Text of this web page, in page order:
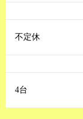
不定休
4台